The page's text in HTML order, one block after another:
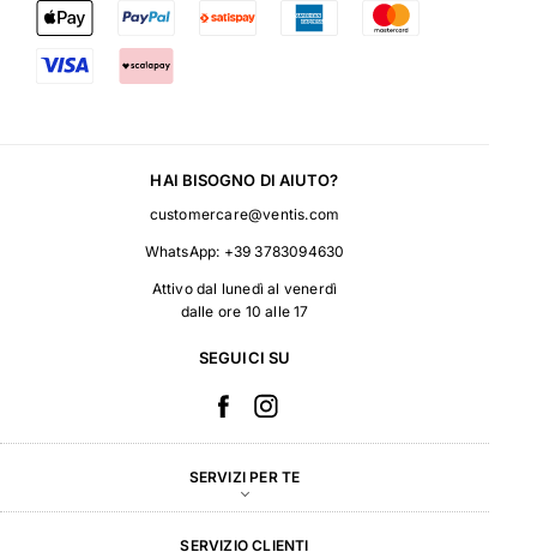
HAI BISOGNO DI AIUTO?
customercare@ventis.com
WhatsApp: +39 3783094630
Attivo dal lunedì al venerdì
dalle ore 10 alle 17
SEGUICI SU
SERVIZI PER TE
SERVIZIO CLIENTI